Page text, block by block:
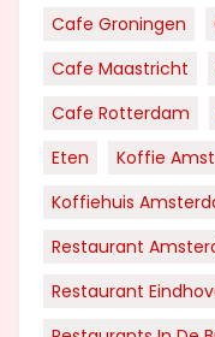
Cafe Groningen
Cafe Maastricht
Cafe Rotterdam
Eten
Koffie
Koffiehuis
Restaurant
Restaurant